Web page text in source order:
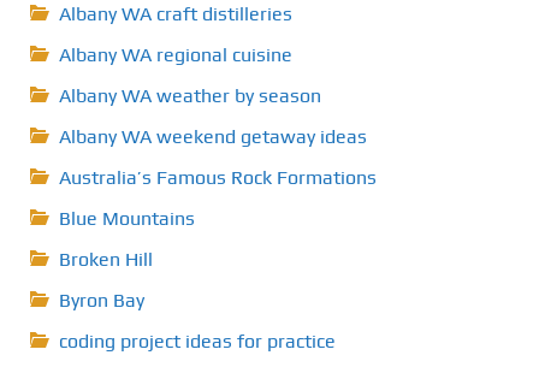
Albany WA craft distilleries
Albany WA regional cuisine
Albany WA weather by season
Albany WA weekend getaway ideas
Australia’s Famous Rock Formations
Blue Mountains
Broken Hill
Byron Bay
coding project ideas for practice